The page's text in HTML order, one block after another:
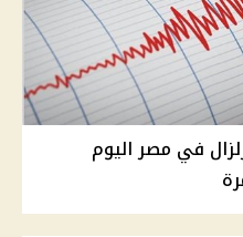
في مصر اليوم